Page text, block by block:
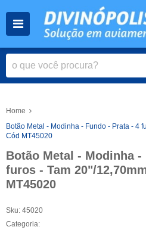
Home
Botão Metal - Modinha - Fundo - Prata - 4
Cód MT45020
Botão Metal - Modinha -
furos - Tam 20"/
MT45020
Sku: 45020
Categoria: